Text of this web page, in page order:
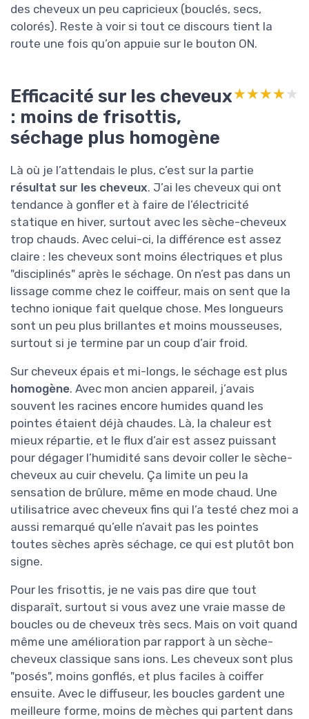
des cheveux un peu capricieux (bouclés, secs,
colorés). Reste à voir si tout ce discours tient la
route une fois qu’on appuie sur le bouton ON.
Efficacité sur les cheveux
: moins de frisottis,
séchage plus homogène
★★★★★
★★★★★
Là où je l’attendais le plus, c’est sur la partie
résultat sur les cheveux. J’ai les cheveux qui ont
tendance à gonfler et à faire de l’électricité
statique en hiver, surtout avec les sèche-cheveux
trop chauds. Avec celui-ci, la différence est assez
claire : les cheveux sont moins électriques et plus
"disciplinés" après le séchage. On n’est pas dans un
lissage comme chez le coiffeur, mais on sent que la
techno ionique fait quelque chose. Mes longueurs
sont un peu plus brillantes et moins mousseuses,
surtout si je termine par un coup d’air froid.
Sur cheveux épais et mi-longs, le séchage est plus
homogène. Avec mon ancien appareil, j’avais
souvent les racines encore humides quand les
pointes étaient déjà chaudes. Là, la chaleur est
mieux répartie, et le flux d’air est assez puissant
pour dégager l’humidité sans devoir coller le sèche-
cheveux au cuir chevelu. Ça limite un peu la
sensation de brûlure, même en mode chaud. Une
utilisatrice avec cheveux fins qui l’a testé chez moi a
aussi remarqué qu’elle n’avait pas les pointes
toutes sèches après séchage, ce qui est plutôt bon
signe.
Pour les frisottis, je ne vais pas dire que tout
disparaît, surtout si vous avez une vraie masse de
boucles ou de cheveux très secs. Mais on voit quand
même une amélioration par rapport à un sèche-
cheveux classique sans ions. Les cheveux sont plus
"posés", moins gonflés, et plus faciles à coiffer
ensuite. Avec le diffuseur, les boucles gardent une
meilleure forme, moins de mèches qui partent dans